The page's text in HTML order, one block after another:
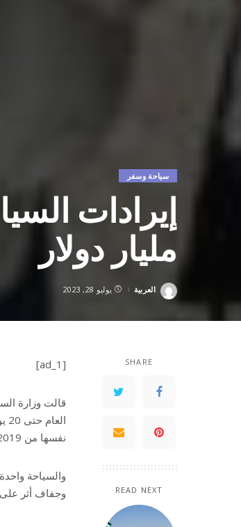
سياحة وسفر
مليار دولار
Posted
العربية يوليو 28, 2023
SHARE
READ NEXT
[ad_1]
قالت وزارة
نفسها من 2019 قبل الجائحة.
والسياحة
وجفاف أثر